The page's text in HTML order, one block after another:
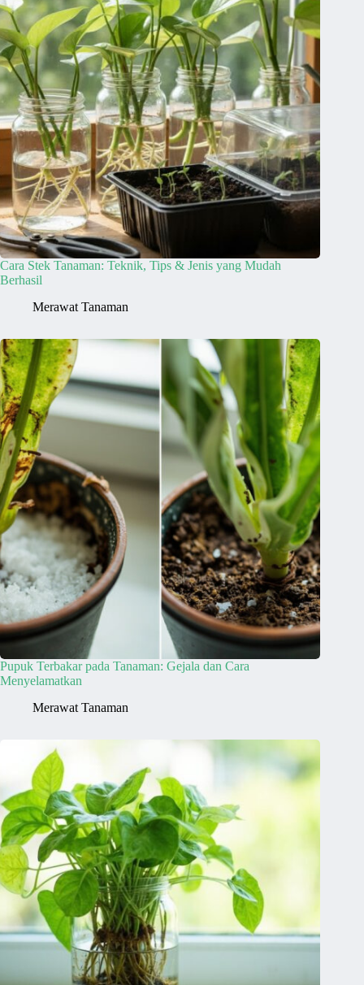
Cara Stek Tanaman: Teknik, Tips & Jenis yang Mudah
Berhasil
Merawat Tanaman
Pupuk Terbakar pada Tanaman: Gejala dan Cara
Menyelamatkan
Merawat Tanaman